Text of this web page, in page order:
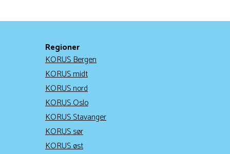
Regioner
KORUS Bergen
KORUS midt
KORUS nord
KORUS Oslo
KORUS Stavanger
KORUS sør
KORUS øst